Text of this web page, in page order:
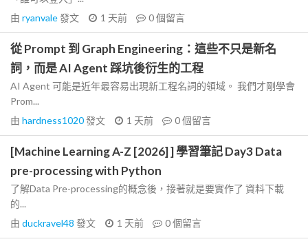
由 ryanvale發文 1 天前 0個留言
從 Prompt 到 Graph Engineering：這些不只是新名
詞，而是 AI Agent 踩坑後衍生的工程
AI Agent 可能是近年最容易出現新工程名詞的領域。 我們才剛學會
Prom...
由 hardness1020發文 1 天前 0個留言
[Machine Learning A-Z [2026] ] 學習筆記 Day3 Data
pre-processing with Python
了解Data Pre-processing的概念後，接著就是要實作了 資料下載
的...
由 duckravel48 發文 1 天前 0個留言